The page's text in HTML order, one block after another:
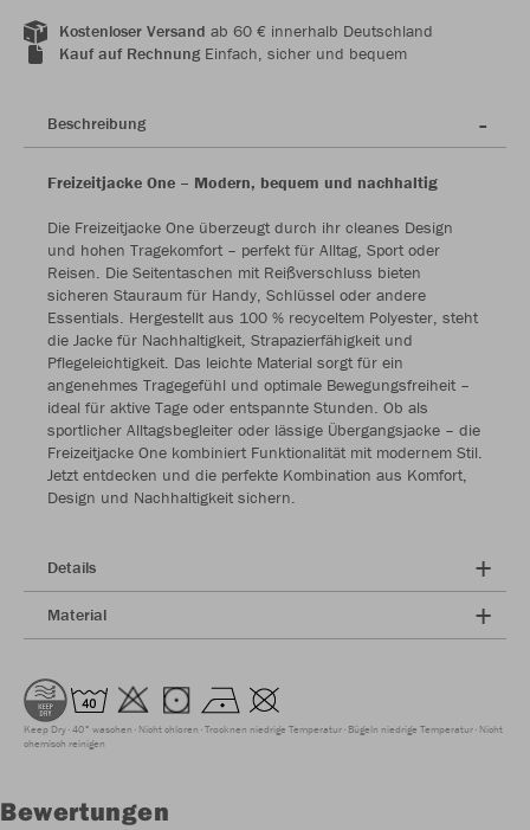
Kostenloser Versand ab 60 € innerhalb Deutschland
Kauf auf RechnungEinfach, sicher und bequem
Beschreibung
Freizeitjacke One – Modern, bequem und nachhaltig
Die Freizeitjacke One überzeugt durch ihr cleanes Design
und hohen Tragekomfort – perfekt für Alltag, Sport oder
Reisen. Die Seitentaschen mit Reißverschluss bieten
sicheren Stauraum für Handy, Schlüssel oder andere
Essentials. Hergestellt aus 100 % recyceltem Polyester, steht
die Jacke für Nachhaltigkeit, Strapazierfähigkeit und
Pflegeleichtigkeit. Das leichte Material sorgt für ein
angenehmes Tragegefühl und optimale Bewegungsfreiheit –
ideal für aktive Tage oder entspannte Stunden. Ob als
sportlicher Alltagsbegleiter oder lässige Übergangsjacke – die
Freizeitjacke One kombiniert Funktionalität mit modernem Stil.
Jetzt entdecken und die perfekte Kombination aus Komfort,
Design und Nachhaltigkeit sichern.
Details
Material
Keep Dry 40° waschen Nicht chloren Trocknen niedrige Temperatur Bügeln niedrige Temperatur Nicht
chemisch reinigen
Bewertungen